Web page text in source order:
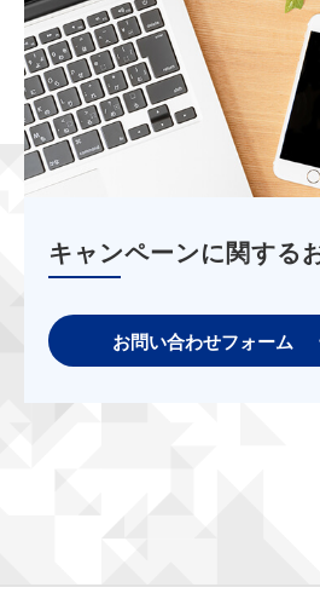
キャンペーンに関する
お問い合わせフォーム